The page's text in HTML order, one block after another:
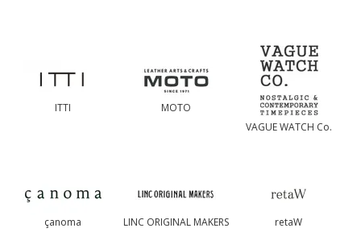
ITTI
MOTO
VAGUE WATCH Co.
çanoma LINC ORIGINAL MAKERS retaW